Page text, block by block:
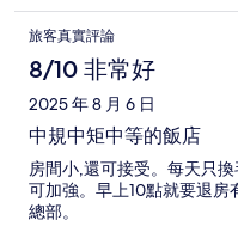
旅客真實評論
8/10 非常好
2025 年 8 月 6 日
中規中矩中等的飯店
房間小,還可接受。每天只
可加強。早上10點就要退
總部。